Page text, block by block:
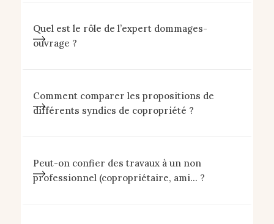
Quel est le rôle de l’expert dommages-
ouvrage ?
Comment comparer les propositions de
différents syndics de copropriété ?
Peut-on confier des travaux à un non
professionnel (copropriétaire, ami... ?